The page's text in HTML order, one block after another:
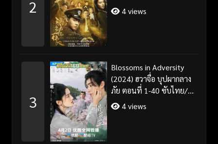
2
4 views
3
Blossoms in Adversity
(2024) ฮวาจื่อ บุปผากลาง
ภัย ตอนที่ 1-40 ซับไทย/
พากย์ไทย
4 views